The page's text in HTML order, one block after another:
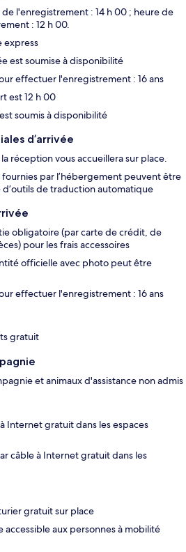
l'enregistrement : 14 h 00 ; heure de
: 12 h 00.
express
est soumise à disponibilité
effectuer l'enregistrement : 16 ans
est 12 h 00
soumis à disponibilité
d’arrivée
réception vous accueillera sur place.
fournies par l’hébergement peuvent être
d’outils de traduction automatique
obligatoire (par carte de crédit, de
pour les frais accessoires
officielle avec photo peut être
effectuer l'enregistrement : 16 ans
gratuit
et animaux d'assistance non admis
Internet gratuit dans les espaces
câble à Internet gratuit dans les
gratuit sur place
accessible aux personnes à mobilité